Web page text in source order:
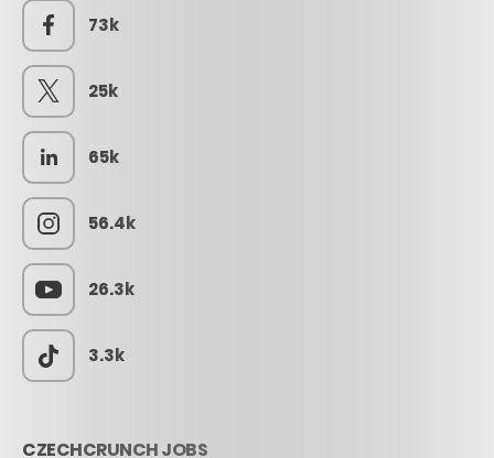
73k
25k
65k
56.4k
26.3k
3.3k
CZECHCRUNCH JOBS